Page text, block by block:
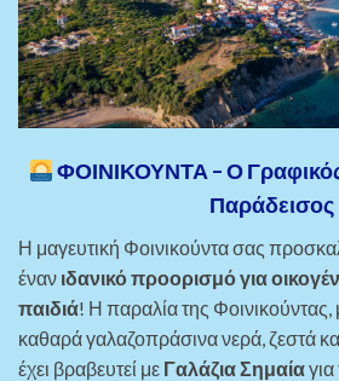
ΦΟΙΝΙΚΟΥΝΤΑ – Ο
Παράδεισος
Η μαγευτική Φοινικούντα σας
έναν ιδανικό προορισμό για
παιδιά! Η παραλία της
καθαρά γαλαζοπράσινα νερά, ζεστά
έχει βραβευτεί με Γαλάζια Σημαίαγια